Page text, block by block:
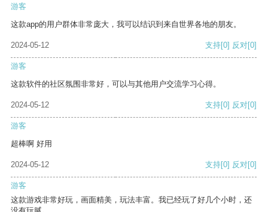
游客
这款app的用户群体非常庞大，我可以结识到来自世界各地的朋友。
2024-05-12 支持[0] 反对[0]
游客
这款软件的社区氛围非常好，可以与其他用户交流学习心得。
2024-05-12 支持[0] 反对[0]
游客
超棒啊 好用
2024-05-12 支持[0] 反对[0]
游客
这款游戏非常好玩，画面精美，玩法丰富。我已经玩了好几个小时，还